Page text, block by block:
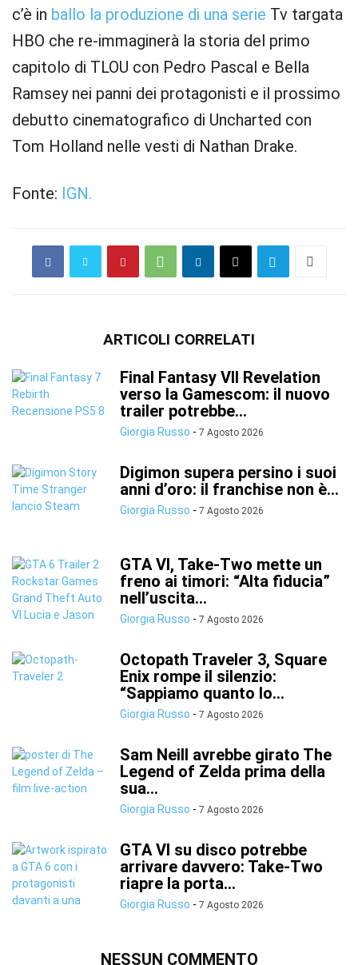
c’è in ballo la produzione di una serie Tv targata
HBO che re-immaginerà la storia del primo
capitolo di TLOU con Pedro Pascal e Bella
Ramsey nei panni dei protagonisti e il prossimo
debutto cinematografico di Uncharted con
Tom Holland nelle vesti di Nathan Drake.
Fonte: IGN.
ARTICOLI CORRELATI
Final Fantasy VII Revelation
verso la Gamescom: il nuovo
trailer potrebbe...
Giorgia Russo - 7 Agosto 2026
Digimon supera persino i suoi
anni d’oro: il franchise non è...
Giorgia Russo - 7 Agosto 2026
GTA VI, Take-Two mette un
freno ai timori: “Alta fiducia”
nell’uscita...
Giorgia Russo - 7 Agosto 2026
Octopath Traveler 3, Square
Enix rompe il silenzio:
“Sappiamo quanto lo...
Giorgia Russo - 7 Agosto 2026
Sam Neill avrebbe girato The
Legend of Zelda prima della
sua...
Giorgia Russo - 7 Agosto 2026
GTA VI su disco potrebbe
arrivare davvero: Take-Two
riapre la porta...
Giorgia Russo - 7 Agosto 2026
NESSUN COMMENTO